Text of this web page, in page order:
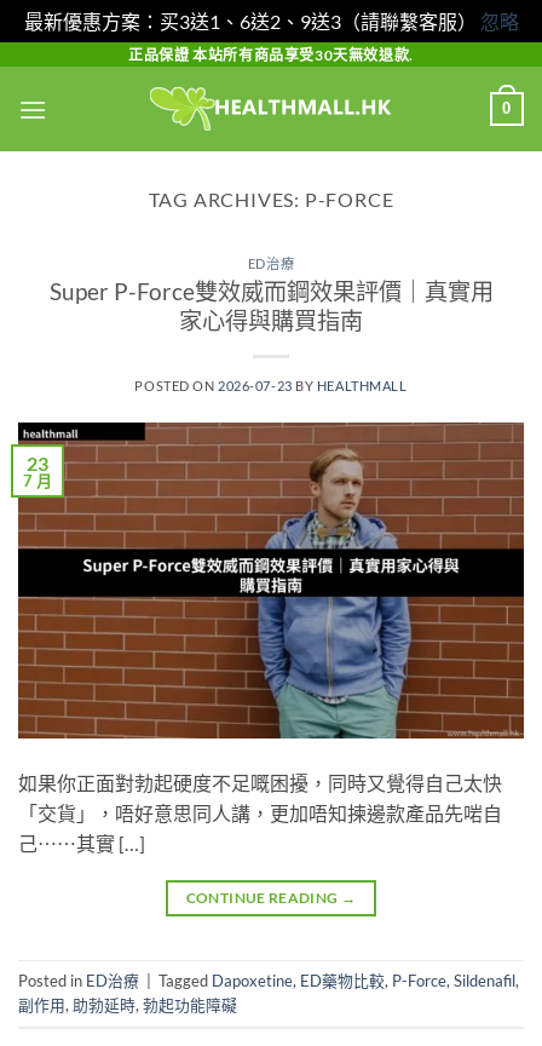
最新優惠方案：买3送1、6送2、9送3（請聯繫客服） 忽略
content
正品保證 本站所有商品享受30天無效退款.
0
TAG ARCHIVES: P-FORCE
ED治療
Super P-Force雙效威而鋼效果評價｜真實用
家心得與購買指南
POSTED ON 2026-07-23 BY HEALTHMALL
23
7 月
如果你正面對勃起硬度不足嘅困擾，同時又覺得自己太快
「交貨」，唔好意思同人講，更加唔知揀邊款產品先啱自
己⋯⋯其實 […]
CONTINUE READING →
Posted in ED治療 Tagged Dapoxetine, ED藥物比較, P-Force,Sildenafil,
副作用,助勃延時,勃起功能障礙